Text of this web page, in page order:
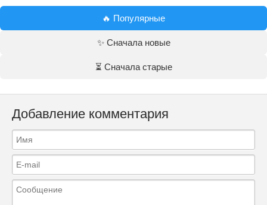
🔥 Популярные
✨ Сначала новые
⏳ Сначала старые
Добавление комментария